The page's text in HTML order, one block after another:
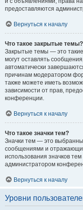
предоставляются
Вернуться к началу
Что такое закрытые темы?
Закрытые темы — это
могут оставлять
автоматически
причинам модератором
также можете иметь
зависимости от прав,
конференции.
Вернуться к началу
Что такое значки тем?
Значки тем — это
сообщениями и
использования значков
администратором
Вернуться к началу
Уровни